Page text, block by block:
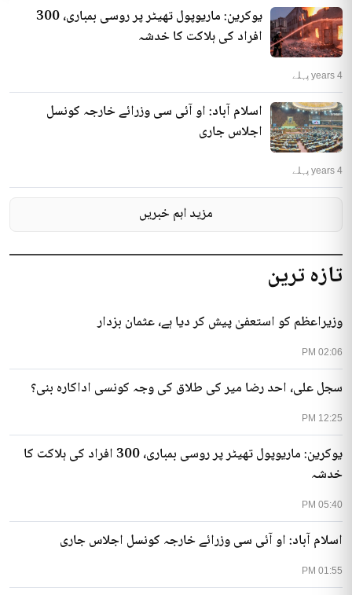
تازہ ترین
02:06 PM
وزیراعظم کو استعفیٰ پیش کر دیا ہے، عثمان بزدار
12:25 PM
سجل علی، احد رضا میر کی طلاق کی وجہ کونسی اداکارہ بنی؟
05:40 PM
یوکرین: ماریوپول تھیٹر پر روسی بمباری، 300 افراد کی ہلاکت کا
خدشہ
01:55 PM
اسلام آباد: او آئی سی وزرائے خارجہ کونسل اجلاس جاری
یوکرین: ماریوپول تھیٹر پر روسی بمباری، 300
افراد کی ہلاکت کا خدشہ
4 years پہلے
اسلام آباد: او آئی سی وزرائے خارجہ کونسل
اجلاس جاری
4 years پہلے
مزید اہم خبریں